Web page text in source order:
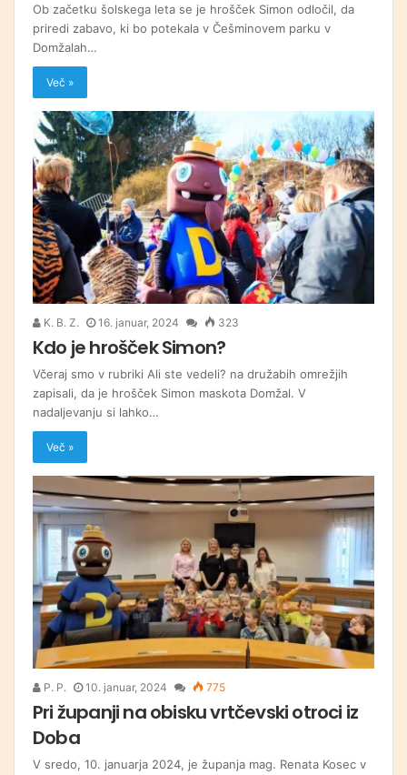
Ob začetku šolskega leta se je hrošček Simon odločil, da
priredi zabavo, ki bo potekala v Češminovem parku v
Domžalah…
Več »
K. B. Z. 16. januar, 2024 323
Kdo je hrošček Simon?
Včeraj smo v rubriki Ali ste vedeli? na družabih omrežjih
zapisali, da je hrošček Simon maskota Domžal. V
nadaljevanju si lahko…
Več »
P. P. 10. januar, 2024 775
Pri županji na obisku vrtčevski otroci iz
Doba
V sredo, 10. januarja 2024, je županja mag. Renata Kosec v